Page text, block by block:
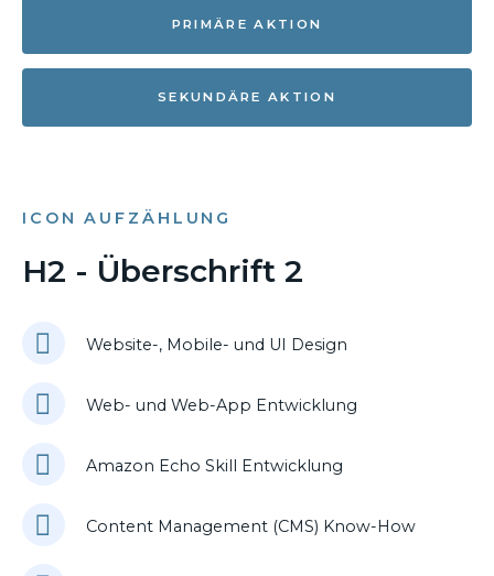
PRIMÄRE AKTION
SEKUNDÄRE AKTION
ICON AUFZÄHLUNG
H2 - Überschrift 2
Website-, Mobile- und UI Design
Web- und Web-App Entwicklung
Amazon Echo Skill Entwicklung
Content Management (CMS) Know-How